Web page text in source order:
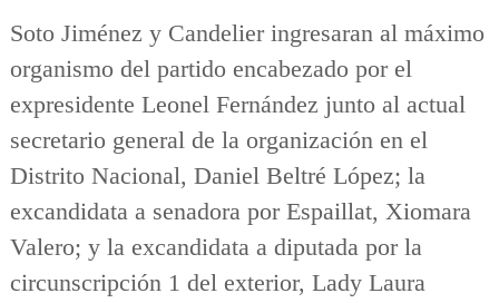
Soto Jiménez y Candelier ingresaran al máximo
organismo del partido encabezado por el
expresidente Leonel Fernández junto al actual
secretario general de la organización en el
Distrito Nacional, Daniel Beltré López; la
excandidata a senadora por Espaillat, Xiomara
Valero; y la excandidata a diputada por la
circunscripción 1 del exterior, Lady Laura